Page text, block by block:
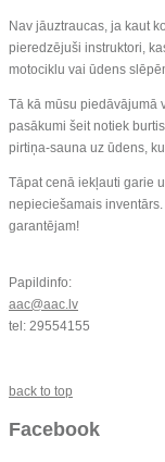
Nav jāuztraucas, ja kaut
pieredzējuši instruktori,
motociklu vai ūdens
Tā kā mūsu piedāvājumā
pasākumi šeit notiek
pirtiņa-sauna uz ūdens,
Tāpat cenā iekļauti garie
nepieciešamais
garantējam!
Papildinfo:
aac@aac.lv
tel: 29554155
back to top
Facebook